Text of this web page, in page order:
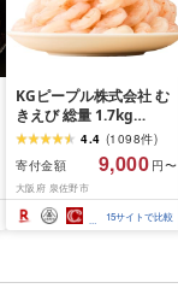
KGピープル株式会社 む
きえび 総量 1.7kg
(850g×2P) 特大 5Lサイ
ズ バナメイエビ バラ凍
結 下処理不要 サイズ不
揃い 訳あり
4.4 (1098件)
寄付金額
9,000 円〜
大阪府 泉佐野市
15サイトで比較